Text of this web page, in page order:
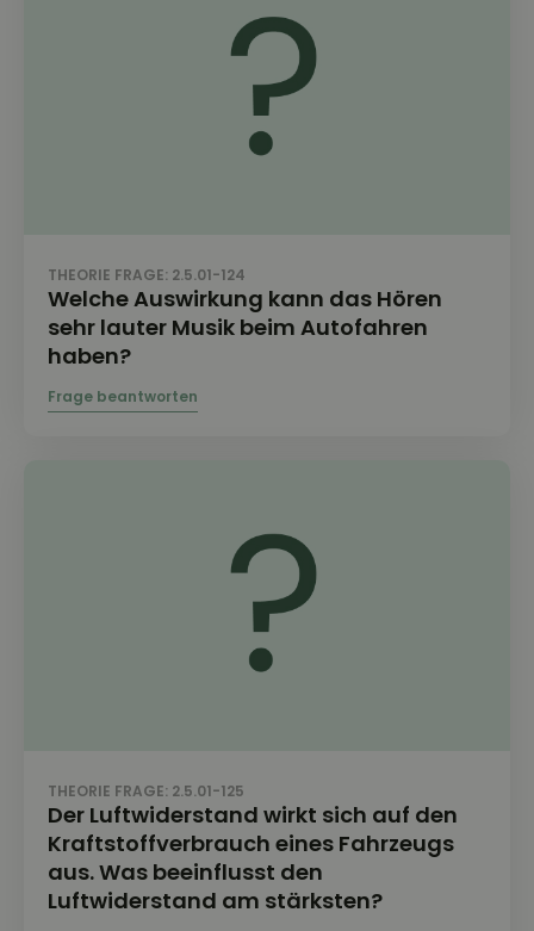
THEORIE FRAGE: 2.5.01-124
Welche Auswirkung kann das Hören
sehr lauter Musik beim Autofahren
haben?
THEORIE FRAGE: 2.5.01-125
Der Luftwiderstand wirkt sich auf den
Kraftstoffverbrauch eines Fahrzeugs
aus. Was beeinflusst den
Luftwiderstand am stärksten?